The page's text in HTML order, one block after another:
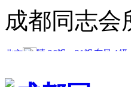
成都同志会